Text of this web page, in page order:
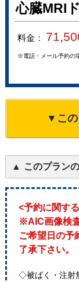
心臓MRI
料金：
※電話・メール予約の
▼この
このプラン
<予約に関す
※AIC画像検
ご希望日の予
了承下さい。
◇被ばく・注射